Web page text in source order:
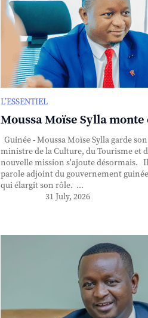
L’ESSENTIEL
Moussa Moïse Sylla
Guinée - Moussa Moïse Sylla garde
ministre de la Culture, du Tourisme et
nouvelle mission s'ajoute désormais.
parole adjoint du gouvernement
qui élargit son rôle. ...
31 July, 2026